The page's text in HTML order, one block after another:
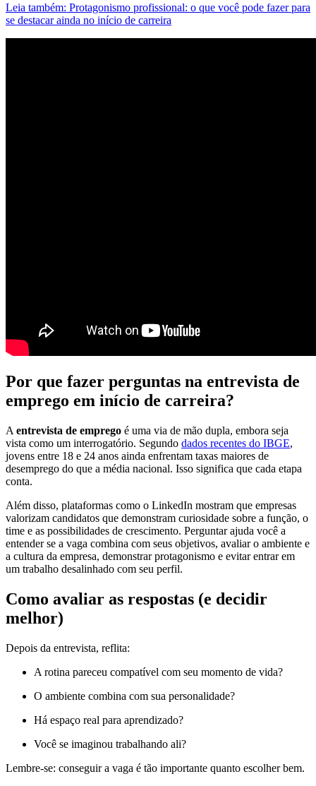
Leia também: Protagonismo profissional: o que você pode fazer para
se destacar ainda no início de carreira
Por que fazer perguntas na entrevista de
emprego em início de carreira?
A entrevista de emprego é uma via de mão dupla, embora seja
vista como um interrogatório. Segundo dados recentes do IBGE,
jovens entre 18 e 24 anos ainda enfrentam taxas maiores de
desemprego do que a média nacional. Isso significa que cada etapa
conta.
Além disso, plataformas como o LinkedIn mostram que empresas
valorizam candidatos que demonstram curiosidade sobre a função, o
time e as possibilidades de crescimento. Perguntar ajuda você a
entender se a vaga combina com seus objetivos, avaliar o ambiente e
a cultura da empresa, demonstrar protagonismo e evitar entrar em
um trabalho desalinhado com seu perfil.
Como avaliar as respostas (e decidir
melhor)
Depois da entrevista, reflita:
A rotina pareceu compatível com seu momento de vida?
O ambiente combina com sua personalidade?
Há espaço real para aprendizado?
Você se imaginou trabalhando ali?
Lembre-se: conseguir a vaga é tão importante quanto escolher bem.